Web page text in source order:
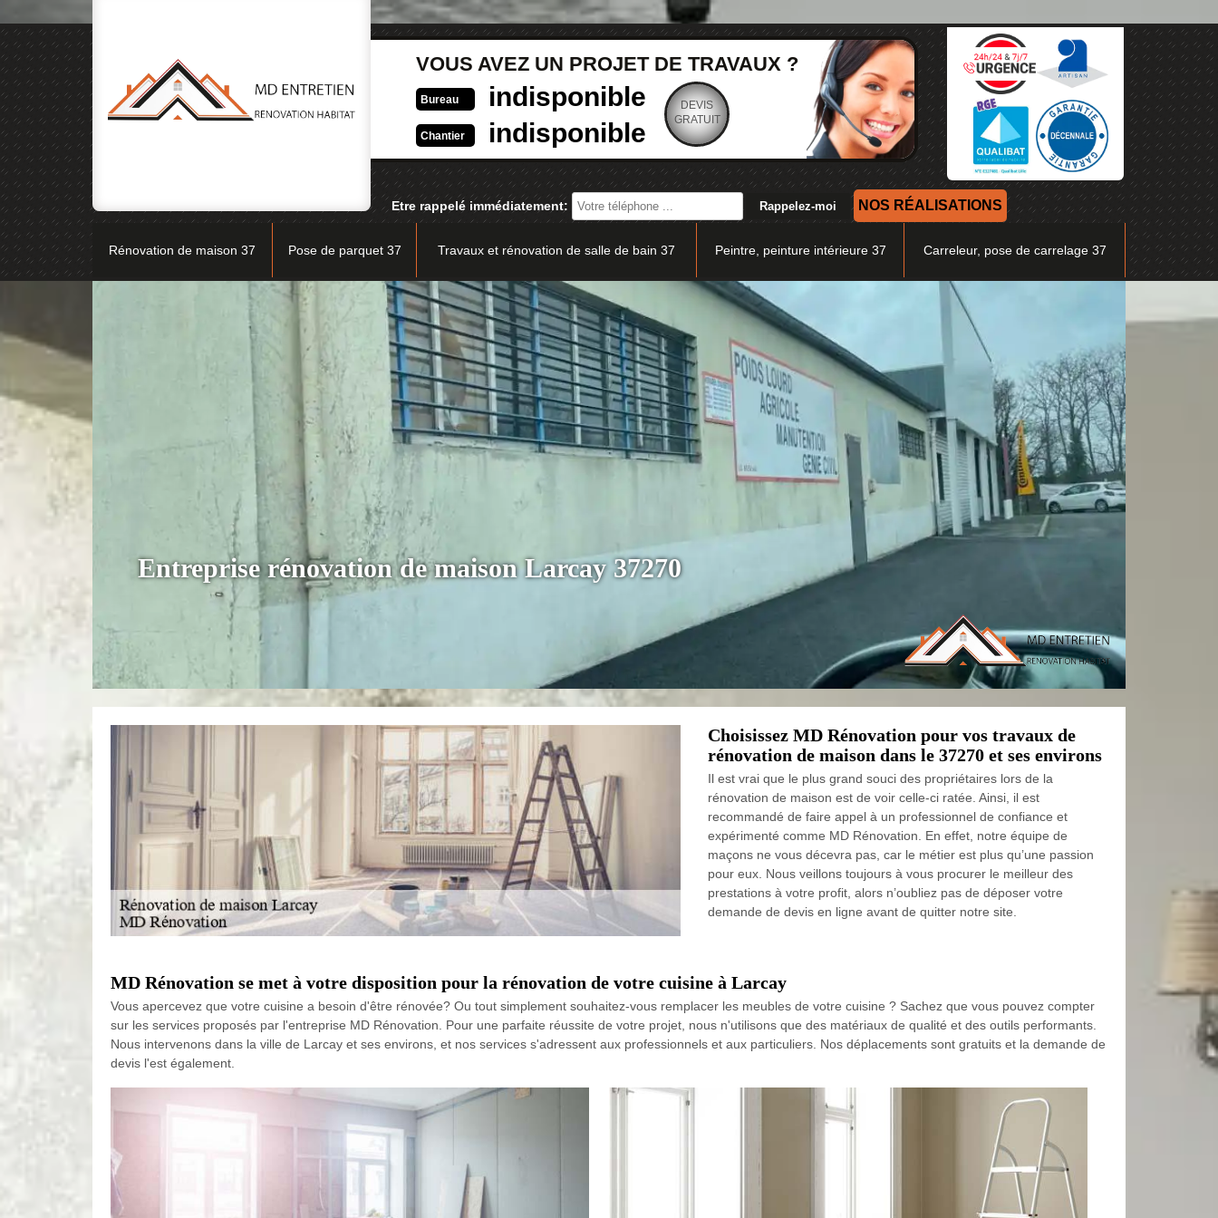
VOUS AVEZ UN PROJET DE TRAVAUX ?
Bureau indisponible
Chantier indisponible
DEVIS
GRATUIT
Etre rappelé immédiatement: NOS RÉALISATIONS
Rénovation de maison 37 Pose de parquet 37 Travaux et rénovation de salle de bain 37 Peintre, peinture intérieure 37 Carreleur, pose de carrelage 37
Entreprise rénovation de maison Larcay 37270
Choisissez MD Rénovation pour vos travaux de
rénovation de maison dans le 37270 et ses environs
Il est vrai que le plus grand souci des propriétaires lors de la
rénovation de maison est de voir celle-ci ratée. Ainsi, il est
recommandé de faire appel à un professionnel de confiance et
expérimenté comme MD Rénovation. En effet, notre équipe de
maçons ne vous décevra pas, car le métier est plus qu’une passion
pour eux. Nous veillons toujours à vous procurer le meilleur des
prestations à votre profit, alors n’oubliez pas de déposer votre
demande de devis en ligne avant de quitter notre site.
MD Rénovation se met à votre disposition pour la rénovation de votre cuisine à Larcay
Vous apercevez que votre cuisine a besoin d'être rénovée? Ou tout simplement souhaitez-vous remplacer les meubles de votre cuisine ? Sachez que vous pouvez compter
sur les services proposés par l'entreprise MD Rénovation. Pour une parfaite réussite de votre projet, nous n'utilisons que des matériaux de qualité et des outils performants.
Nous intervenons dans la ville de Larcay et ses environs, et nos services s'adressent aux professionnels et aux particuliers. Nos déplacements sont gratuits et la demande de
devis l'est également.